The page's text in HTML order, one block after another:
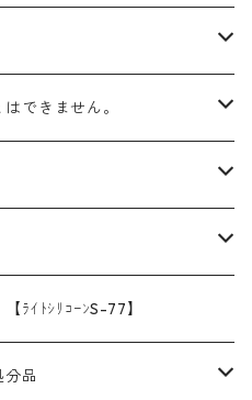
お取り寄せ品
900
ナイロンの染色
めに使用可能
しくは直接染料で染めた素材
向上剤
解剤
去すること
ピング剤
CMC）
できません。
ク吸着を補助する
・酸性・含金染料用）
水洗する際の再汚染防止剤
ﾗｲﾄｼﾘｺｰﾝS-77】
品